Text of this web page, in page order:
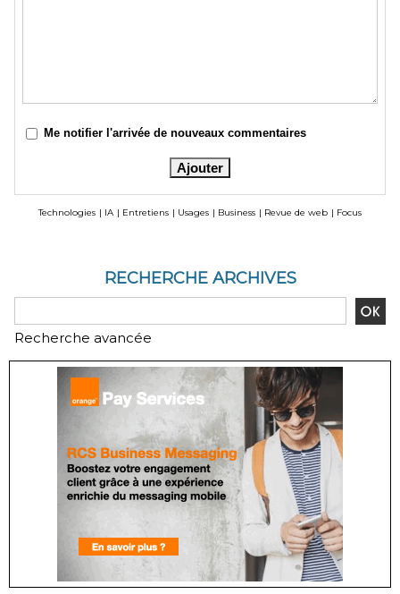
Me notifier l'arrivée de nouveaux commentaires
Technologies | IA | Entretiens | Usages | Business | Revue de web | Focus
RECHERCHE ARCHIVES
Recherche avancée